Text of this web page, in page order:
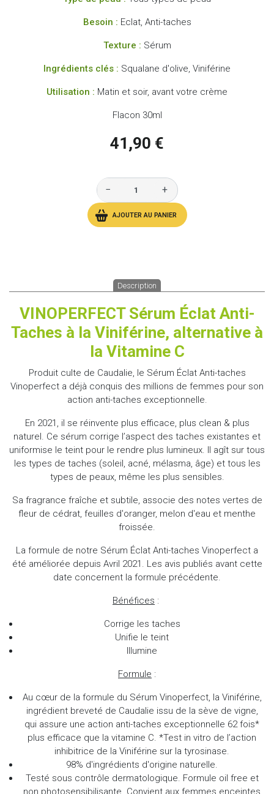
Besoin : Eclat, Anti-taches
Texture : Sérum
Ingrédients clés : Squalane d'olive, Viniférine
Utilisation : Matin et soir, avant votre crème
Flacon 30ml
41,90 €
− +
AJOUTER AU PANIER
Description
VINOPERFECT Sérum Éclat Anti-
Taches à la Viniférine, alternative à
la Vitamine C
Produit culte de Caudalie, le Sérum Éclat Anti-taches
Vinoperfect a déjà conquis des millions de femmes pour son
action anti-taches exceptionnelle.
En 2021, il se réinvente plus efficace, plus clean & plus
naturel. Ce sérum corrige l’aspect des taches existantes et
uniformise le teint pour le rendre plus lumineux. Il agît sur tous
les types de taches (soleil, acné, mélasma, âge) et tous les
types de peaux, même les plus sensibles.
Sa fragrance fraîche et subtile, associe des notes vertes de
fleur de cédrat, feuilles d'oranger, melon d'eau et menthe
froissée.
La formule de notre Sérum Éclat Anti-taches Vinoperfect a
été améliorée depuis Avril 2021. Les avis publiés avant cette
date concernent la formule précédente.
Bénéfices :
Corrige les taches
Unifie le teint
Illumine
Formule :
Au cœur de la formule du Sérum Vinoperfect, la Viniférine,
ingrédient breveté de Caudalie issu de la sève de vigne,
qui assure une action anti-taches exceptionnelle 62 fois*
plus efficace que la vitamine C. *Test in vitro de l’action
inhibitrice de la Viniférine sur la tyrosinase.
98% d'ingrédients d'origine naturelle.
Testé sous contrôle dermatologique. Formule oil free et
non photosensibilisante. Convient aux femmes enceintes